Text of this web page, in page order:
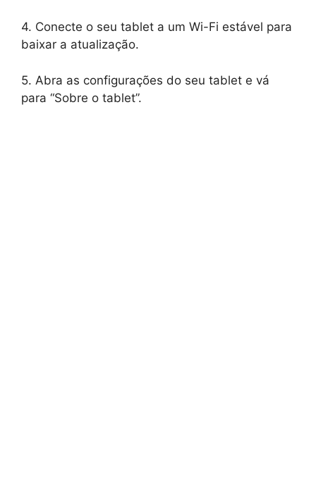
4. Conecte o seu tablet a um Wi-Fi estável para
baixar a atualização.
5. Abra as configurações do seu tablet e vá
para “Sobre o tablet”.